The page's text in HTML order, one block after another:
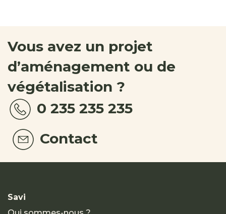
Vous avez un projet
d’aménagement ou de
végétalisation ?
0 235 235 235
Contact
Savi